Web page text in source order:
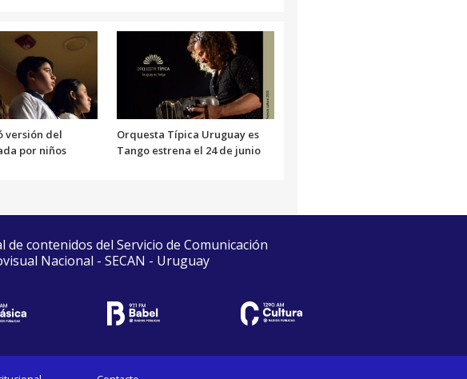
versión del
por niños
Orquesta Típica Uruguay es
Tango estrena el 24 de junio
de contenidos del Servicio de Comunicación
Nacional - SECAN - Uruguay